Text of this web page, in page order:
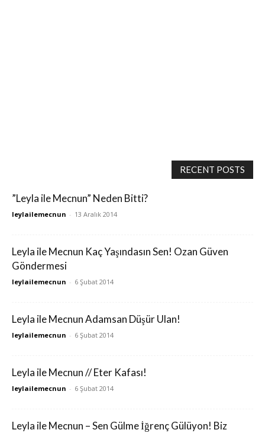
RECENT POSTS
”Leyla ile Mecnun” Neden Bitti?
leylailemecnun - 13 Aralık 2014
Leyla ile Mecnun Kaç Yaşındasın Sen! Ozan Güven
Göndermesi
leylailemecnun - 6 Şubat 2014
Leyla ile Mecnun Adamsan Düşür Ulan!
leylailemecnun - 6 Şubat 2014
Leyla ile Mecnun // Eter Kafası!
leylailemecnun - 6 Şubat 2014
Leyla ile Mecnun – Sen Gülme İğrenç Gülüyon! Biz